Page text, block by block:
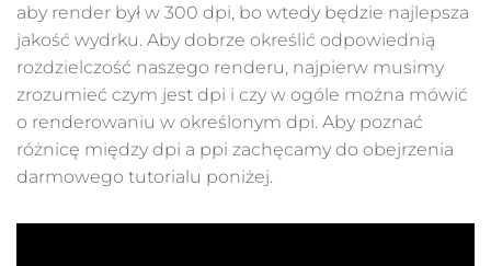
aby render był w 300 dpi, bo wtedy będzie najlepsza
jakość wydrku. Aby dobrze określić odpowiednią
rozdzielczość naszego renderu, najpierw musimy
zrozumieć czym jest dpi i czy w ogóle można mówić
o renderowaniu w określonym dpi. Aby poznać
różnicę między dpi a ppi zachęcamy do obejrzenia
darmowego tutorialu poniżej.